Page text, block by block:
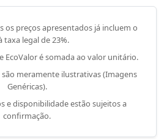
os preços apresentados já incluem o
taxa legal de 23%.
EcoValor é somada ao valor unitário.
são meramente ilustrativas (Imagens
Genéricas).
e disponibilidade estão sujeitos a
confirmação.